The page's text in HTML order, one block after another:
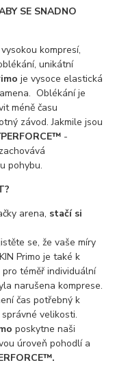
SE SNADNO
kompresí,
unikátní
je vysoce elastická
Oblékání je
méně času
závod. Jakmile jsou
-
pohybu.
arena, stačí si
se, že vaše míry
Primo je také k
téměř individuální
narušena komprese.
čas potřebný k
velikosti.
poskytne naši
úroveň pohodlí a